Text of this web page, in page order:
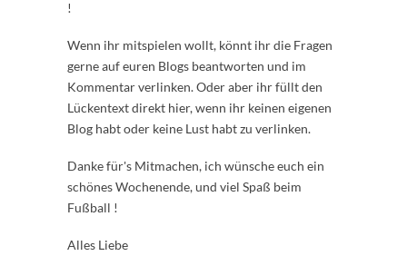
!
Wenn ihr mitspielen wollt, könnt ihr die Fragen
gerne auf euren Blogs beantworten und im
Kommentar verlinken. Oder aber ihr füllt den
Lückentext direkt hier, wenn ihr keinen eigenen
Blog habt oder keine Lust habt zu verlinken.
Danke für's Mitmachen, ich wünsche euch ein
schönes Wochenende, und viel Spaß beim
Fußball !
Alles Liebe